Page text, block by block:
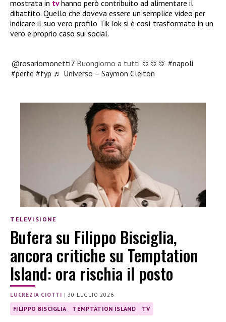
mostrata in tvhanno però contribuito ad alimentare il
dibattito. Quello che doveva essere un semplice video per
indicare il suo vero profilo TikTok si è così trasformato in un
vero e proprio caso sui social.
@rosariomonetti7 Buongiorno a tutti 🫶🫶🫶#napoli
#perte #fyp ♬ Universo – Saymon Cleiton
TELEVISIONE
Bufera su Filippo Bisciglia,
ancora critiche su Temptation
Island: ora rischia il posto
LUCREZIA CIOTTI |30 LUGLIO 2026
FILIPPO BISCIGLIA TEMPTATION ISLAND TV